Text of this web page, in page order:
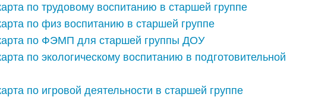
по трудовому воспитанию в старшей группе
по физ воспитанию в старшей группе
по ФЭМП для старшей группы ДОУ
по экологическому воспитанию в подготовительной
по игровой деятельности в старшей группе